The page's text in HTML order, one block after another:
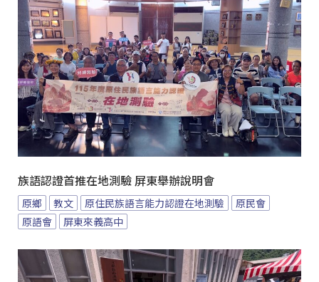
族語認證首推在地測驗 屏東舉辦說明會
原鄉 教文 原住民族語言能力認證在地測驗
原民會
原語會
屏東來義高中